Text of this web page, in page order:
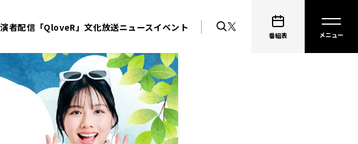
者配信「QloveR」文化放送ニュースイベント
番組表